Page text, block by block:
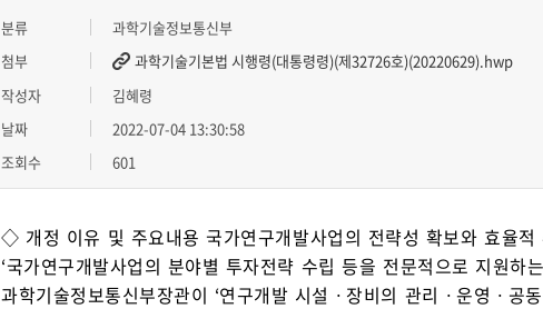
분류
과학기술정보통신부
첨부
과학기술기본법 시행령(대통령령)(제32726호)(20220629).hwp
작성자
김혜령
날짜
2022-07-04 13:30:58
조회수
601
◇ 개정 이유 및 주요내용 국가연구개발사업의 전략성 확보와 효율
‘국가연구개발사업의 분야별 투자전략 수립 등을 전문적으로 지원하
과학기술정보통신부장관이 ‘연구개발 시설ㆍ장비의 관리ㆍ운영ㆍ공